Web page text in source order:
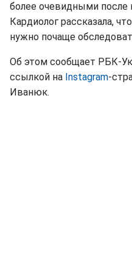
более очевидными после
Кардиолог рассказала,
нужно почаще
Об этом сообщает РБК-
ссылкой на Instagram-
Иванюк.